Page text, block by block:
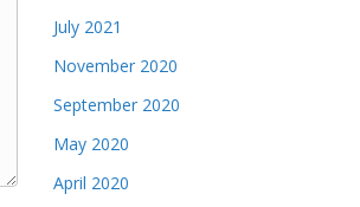
July 2021
November 2020
September 2020
May 2020
April 2020